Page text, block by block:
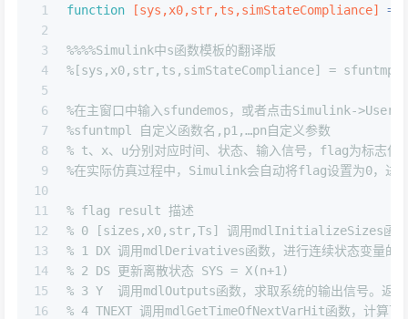
1
2
3
4
5
6
7
8
9
10
11
12
13
14
15
16
function [sys,x0,str,ts,simStateCompliance] =
%%%%Simulink中s函数模板的翻译版
%[sys,x0,str,ts,simStateCompliance] =
%在主窗口中输入sfundemos，或者点击Simulink-
%sfuntmpl 自定义函数名,p1,…pn自定义参数
% t、x、u分别对应时间、状态、输入信号，flag为标志位
%在实际仿真过程中，Simulink会自动将flag设置为0，进
% flag result 描述
% 0 [sizes,x0,str,Ts] 调用mdlInitializeSizes函数，
% 1 DX 调用mdlDerivatives函数，进行连续状态变量的
% 2 DS 更新离散状态 SYS = X(n+1)
% 3 Y  调用mdlOutputs函数，求取系统的输出信号。返
% 4 TNEXT 调用mdlGetTimeOfNextVarHit函数，计算